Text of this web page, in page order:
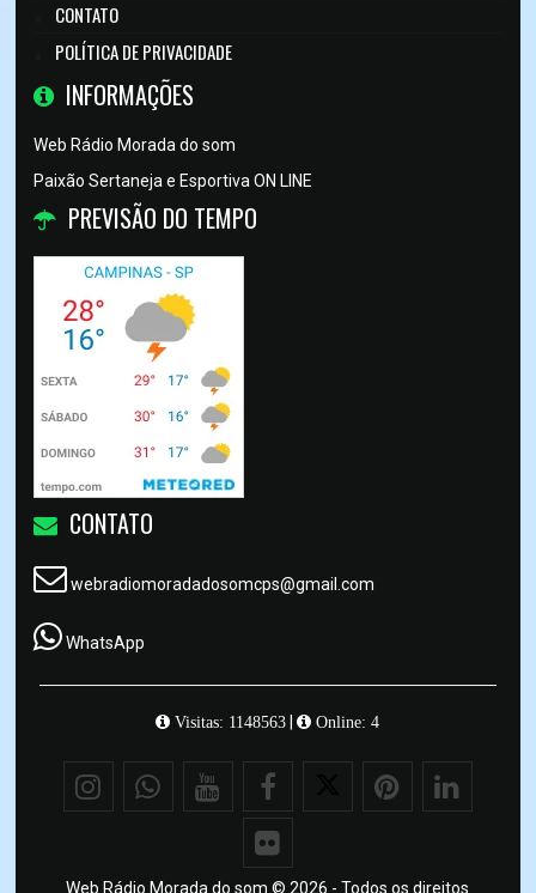
CONTATO
POLÍTICA DE PRIVACIDADE
INFORMAÇÕES
Web Rádio Morada do som
Paixão Sertaneja e Esportiva ON LINE
PREVISÃO DO TEMPO
CONTATO
webradiomoradadosomcps@gmail.com
WhatsApp
Visitas: 1148563 | Online: 4
Web Rádio Morada do som © 2026 - Todos os direitos